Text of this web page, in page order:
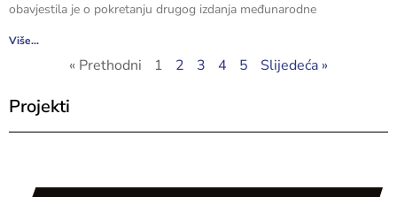
obavjestila je o pokretanju drugog izdanja međunarodne
Više...
« Prethodni 1 2 3 4 5 Slijedeća »
Projekti